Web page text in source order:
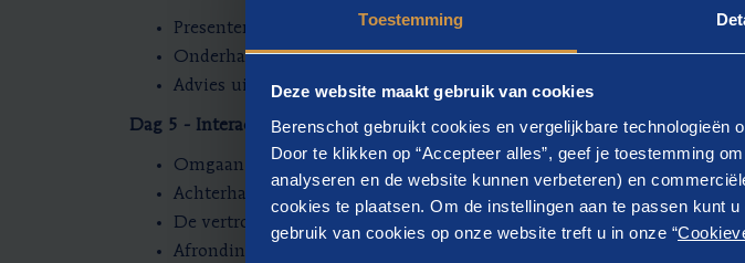
Toestemming
Deze website maakt gebruik van cookies
Berenschot gebruikt cookies en vergelijkbare technologieën
Door te klikken op “Accepteer alles”, geef je toestemming
analyseren en de website kunnen verbeteren) en
cookies te plaatsen. Om de instellingen aan te passen kunt
gebruik van cookies op onze website treft u in onze “
Presenteren van een plan van aanpak
Onderhandelen met de opdrachtgever
Advies uitbrengen
Dag 5 - Interactie met de opdrachtgever: omgaan met weerstand
Omgaan met weerstand en conflicthanteren
Achterhalen van conflicterende belangen
De vertrouwensformule
Afronding van een adviestraject